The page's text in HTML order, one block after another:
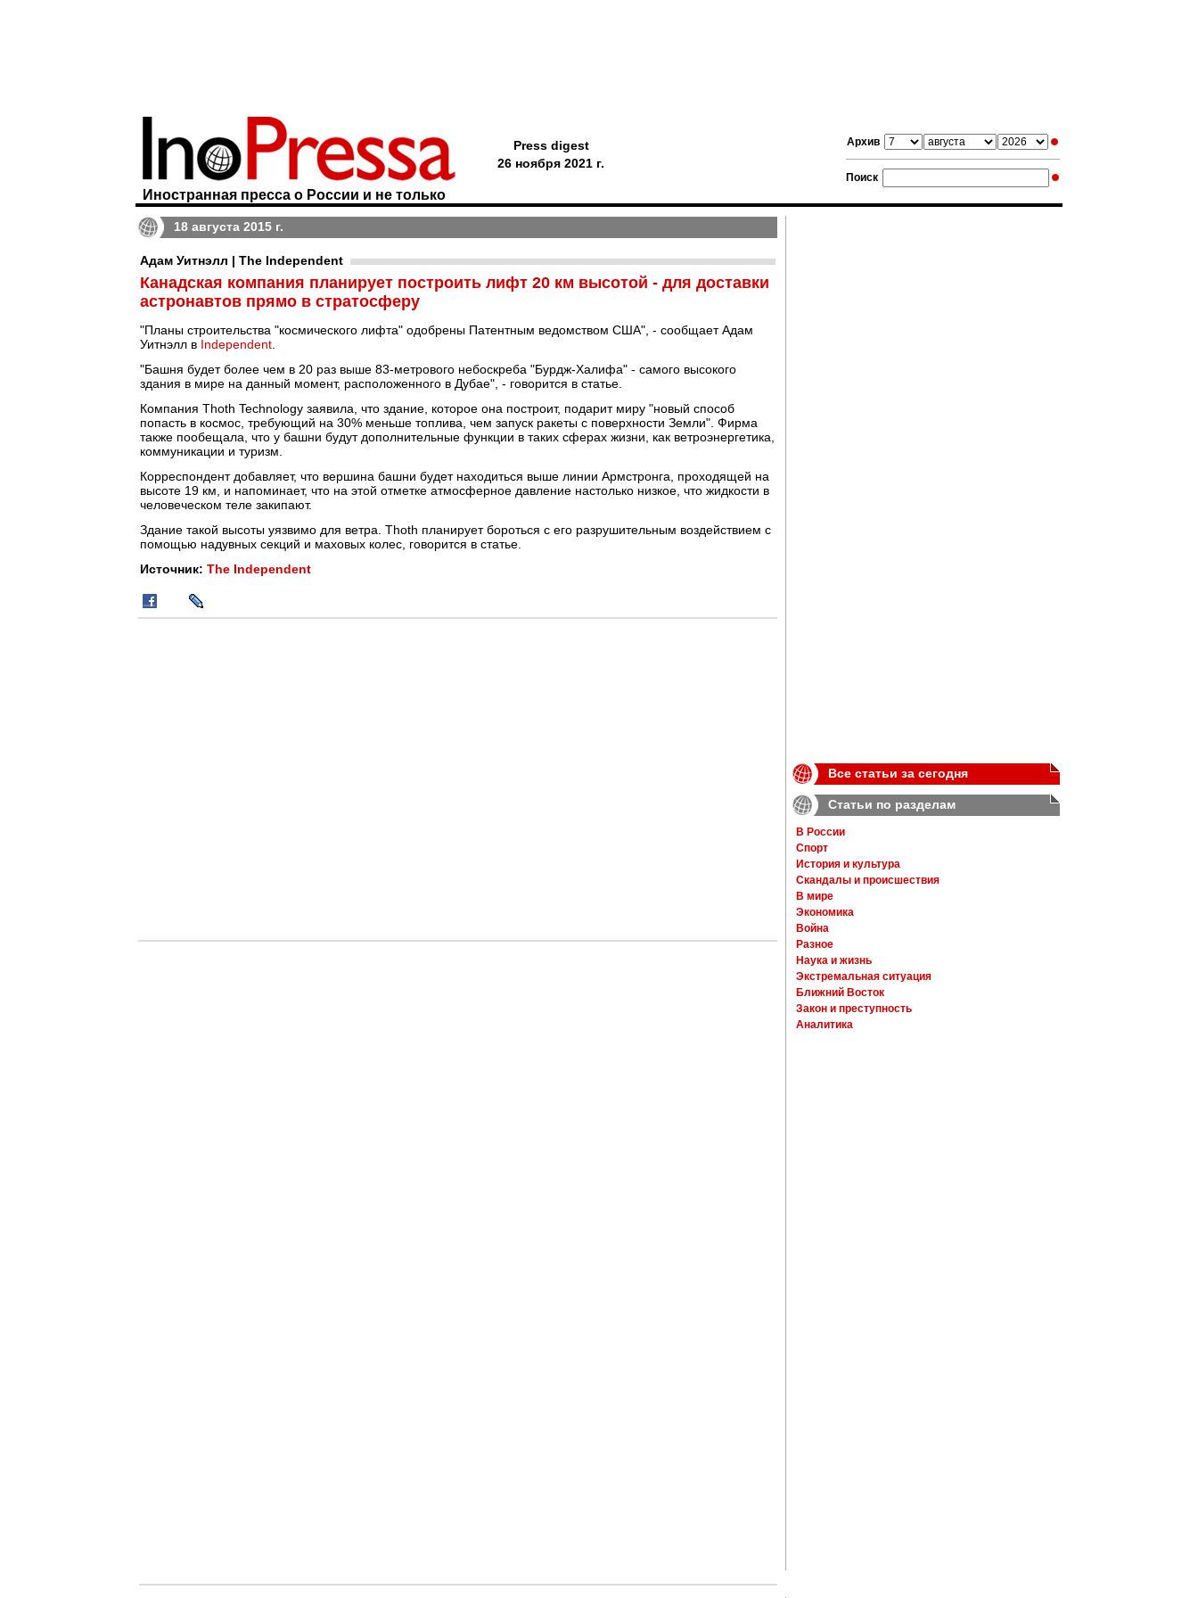
Архив
Поиск
Иностранная пресса о России и не только
Press digest
26 ноября 2021 г.
18 августа 2015 г.
Адам Уитнэлл | The Independent
Канадская компания планирует построить лифт 20 км высотой - для доставки
астронавтов прямо в стратосферу
"Планы строительства "космического лифта" одобрены Патентным ведомством США", - сообщает Адам
Уитнэлл в Independent
"Башня будет более чем в 20 раз выше 83-метрового небоскреба "Бурдж-Халифа" - самого высокого
здания в мире на данный момент, расположенного в Дубае", - говорится в статье.
Компания Thoth Technology заявила, что здание, которое она построит, подарит миру "новый способ
попасть в космос, требующий на 30% меньше топлива, чем запуск ракеты с поверхности Земли". Фирма
также пообещала, что у башни будут дополнительные функции в таких сферах жизни, как ветроэнергетика,
коммуникации и туризм.
Корреспондент добавляет, что вершина башни будет находиться выше линии Армстронга, проходящей на
высоте 19 км, и напоминает, что на этой отметке атмосферное давление настолько низкое, что жидкости в
человеческом теле закипают.
Здание такой высоты уязвимо для ветра. Thoth планирует бороться с его разрушительным воздействием с
помощью надувных секций и маховых колес, говорится в статье.
Источник: The Independent
Все статьи за сегодня
Статьи по разделам
В России
Спорт
История и культура
Скандалы и происшествия
В мире
Экономика
Война
Разное
Наука и жизнь
Экстремальная ситуация
Ближний Восток
Закон и преступность
Аналитика